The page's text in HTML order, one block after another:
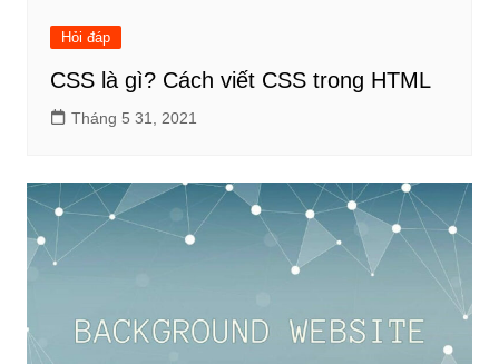
Hỏi đáp
CSS là gì? Cách viết CSS trong HTML
Tháng 5 31, 2021